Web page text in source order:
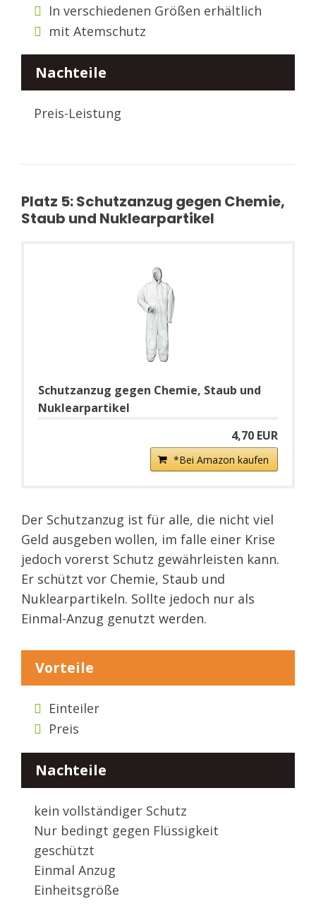
In verschiedenen Größen erhältlich
mit Atemschutz
Nachteile
Preis-Leistung
Platz 5: Schutzanzug gegen Chemie,
Staub und Nuklearpartikel
Schutzanzug gegen Chemie, Staub und
Nuklearpartikel
4,70 EUR
*Bei Amazon kaufen
Der Schutzanzug ist für alle, die nicht viel
Geld ausgeben wollen, im falle einer Krise
jedoch vorerst Schutz gewährleisten kann.
Er schützt vor Chemie, Staub und
Nuklearpartikeln. Sollte jedoch nur als
Einmal-Anzug genutzt werden.
Vorteile
Einteiler
Preis
Nachteile
kein vollständiger Schutz
Nur bedingt gegen Flüssigkeit
geschützt
Einmal Anzug
Einheitsgröße